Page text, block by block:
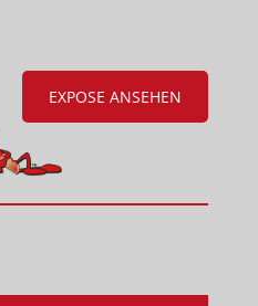
EXPOSE ANSEHEN